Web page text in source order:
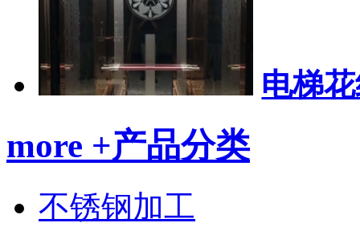
电梯
more +产品分类
不锈钢加工